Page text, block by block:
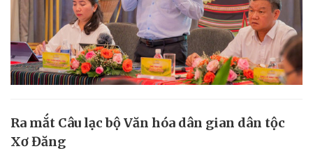
Ra mắt Câu lạc bộ Văn hóa dân gian dân tộc
Xơ Đăng